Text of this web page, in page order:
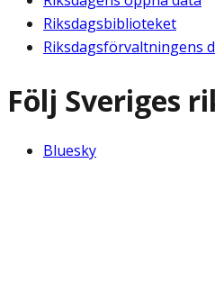
Riksdagsbiblioteket
Riksdagsförvaltningens
Följ Sveriges
Bluesky